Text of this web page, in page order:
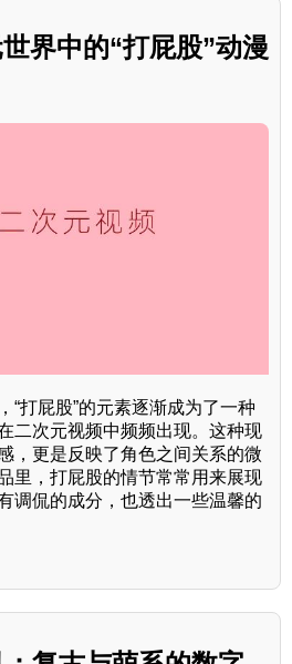
界中的“打屁股”动漫
“打屁股”的元素逐渐成为了一种
二次元视频中频频出现。这种现
，更是反映了角色之间关系的微
里，打屁股的情节常常用来展现
调侃的成分，也透出一些温馨的